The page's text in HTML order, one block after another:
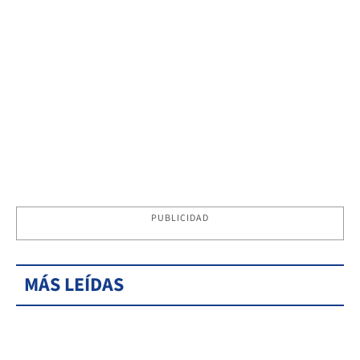
PUBLICIDAD
MÁS LEÍDAS